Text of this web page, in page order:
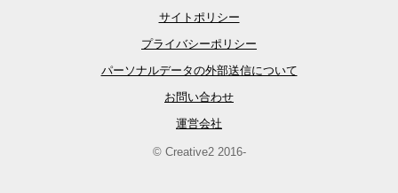
サイトポリシー
プライバシーポリシー
パーソナルデータの外部送信について
お問い合わせ
運営会社
© Creative2 2016-